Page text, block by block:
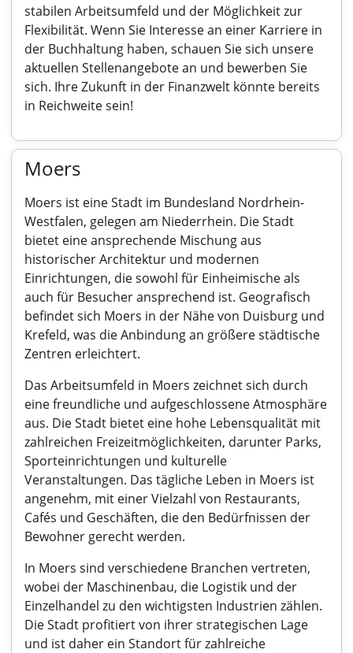
stabilen Arbeitsumfeld und der Möglichkeit zur
Flexibilität. Wenn Sie Interesse an einer Karriere in
der Buchhaltung haben, schauen Sie sich unsere
aktuellen Stellenangebote an und bewerben Sie
sich. Ihre Zukunft in der Finanzwelt könnte bereits
in Reichweite sein!
Moers
Moers ist eine Stadt im Bundesland Nordrhein-
Westfalen, gelegen am Niederrhein. Die Stadt
bietet eine ansprechende Mischung aus
historischer Architektur und modernen
Einrichtungen, die sowohl für Einheimische als
auch für Besucher ansprechend ist. Geografisch
befindet sich Moers in der Nähe von Duisburg und
Krefeld, was die Anbindung an größere städtische
Zentren erleichtert.
Das Arbeitsumfeld in Moers zeichnet sich durch
eine freundliche und aufgeschlossene Atmosphäre
aus. Die Stadt bietet eine hohe Lebensqualität mit
zahlreichen Freizeitmöglichkeiten, darunter Parks,
Sporteinrichtungen und kulturelle
Veranstaltungen. Das tägliche Leben in Moers ist
angenehm, mit einer Vielzahl von Restaurants,
Cafés und Geschäften, die den Bedürfnissen der
Bewohner gerecht werden.
In Moers sind verschiedene Branchen vertreten,
wobei der Maschinenbau, die Logistik und der
Einzelhandel zu den wichtigsten Industrien zählen.
Die Stadt profitiert von ihrer strategischen Lage
und ist daher ein Standort für zahlreiche